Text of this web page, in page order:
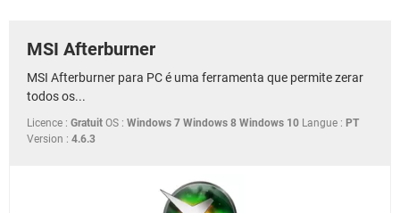
MSI Afterburner
MSI Afterburner para PC é uma ferramenta que permite zerar
todos os...
Licence : Gratuit OS : Windows 7 Windows 8 Windows 10 Langue : PT
Version : 4.6.3